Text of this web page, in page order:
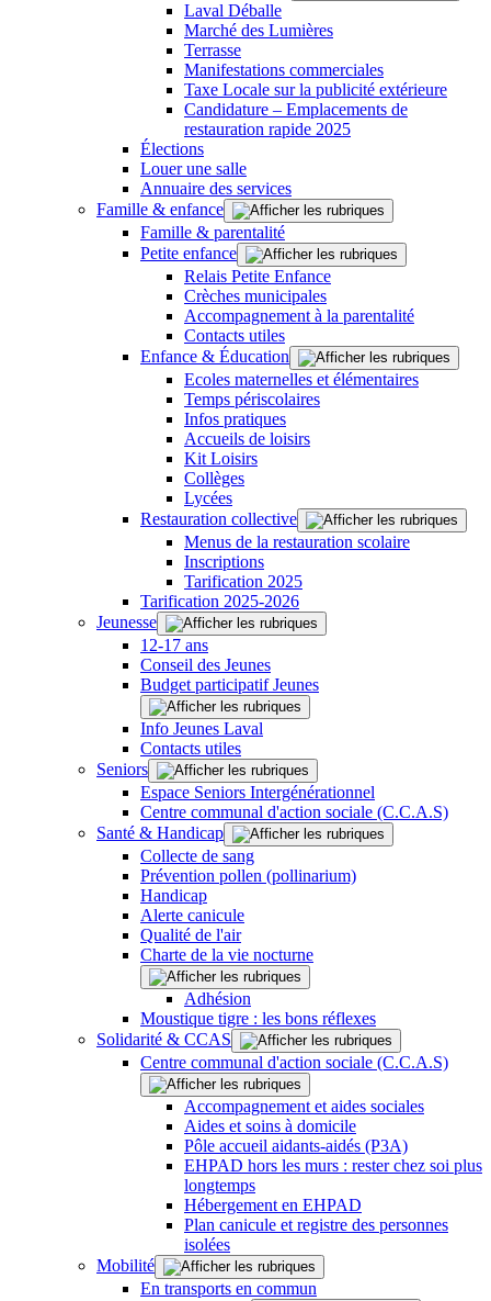
Laval Déballe
Marché des Lumières
Terrasse
Manifestations commerciales
Taxe Locale sur la publicité extérieure
Candidature – Emplacements de
restauration rapide 2025
Élections
Louer une salle
Annuaire des services
Famille & enfance
Famille & parentalité
Petite enfance
Relais Petite Enfance
Crèches municipales
Accompagnement à la parentalité
Contacts utiles
Enfance & Éducation
Ecoles maternelles et élémentaires
Temps périscolaires
Infos pratiques
Accueils de loisirs
Kit Loisirs
Collèges
Lycées
Restauration collective
Menus de la restauration scolaire
Inscriptions
Tarification 2025
Tarification 2025-2026
Jeunesse
12-17 ans
Conseil des Jeunes
Budget participatif Jeunes
Info Jeunes Laval
Contacts utiles
Seniors
Espace Seniors Intergénérationnel
Centre communal d'action sociale (C.C.A.S)
Santé & Handicap
Collecte de sang
Prévention pollen (pollinarium)
Handicap
Alerte canicule
Qualité de l'air
Charte de la vie nocturne
Adhésion
Moustique tigre : les bons réflexes
Solidarité & CCAS
Centre communal d'action sociale (C.C.A.S)
Accompagnement et aides sociales
Aides et soins à domicile
Pôle accueil aidants-aidés (P3A)
EHPAD hors les murs : rester chez soi plus
longtemps
Hébergement en EHPAD
Plan canicule et registre des personnes
isolées
Mobilité
En transports en commun